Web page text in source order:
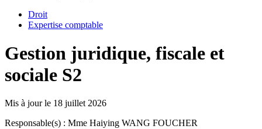
Droit
Expertise comptable
Gestion juridique, fiscale et
sociale S2
Mis à jour le 18 juillet 2026
Responsable(s) : Mme Haiying WANG FOUCHER